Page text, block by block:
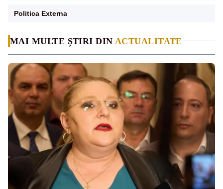
MAI MULTE ȘTIRI DIN ACTUALITATE
Politica Externa